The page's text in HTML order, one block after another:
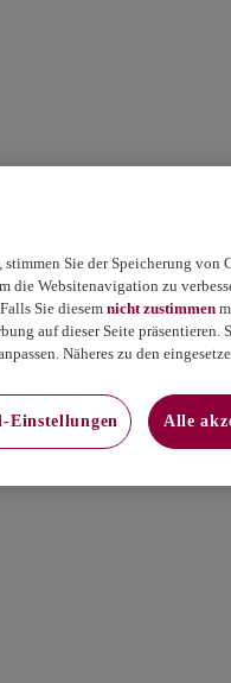
Sie der Speicherung
die Websitenavigation zu
Sie diesemnicht zustimmen
auf dieser Seite
Näheres zu den
Einstellungen Alle